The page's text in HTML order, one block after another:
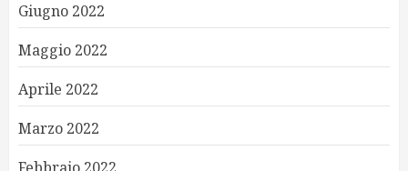
Giugno 2022
Maggio 2022
Aprile 2022
Marzo 2022